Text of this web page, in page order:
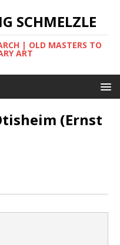
SCHMELZLE
| OLD MASTERS TO
ART
(Ernst